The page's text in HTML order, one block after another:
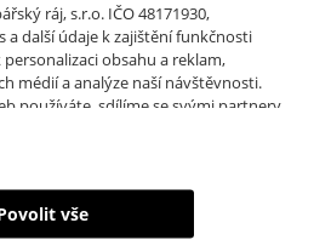
ráj, s.r.o. IČO 48171930,
a další údaje k zajištění funkčnosti
obsahu a reklam,
médií a analýze naší návštěvnosti.
používáte, sdílíme se svými partnery
Google používá. Partneři tyto
toho, že používáte jejich
data z dalších úložišť, IP
vše